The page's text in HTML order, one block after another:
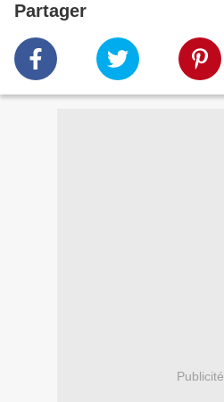
Partager
Publicité